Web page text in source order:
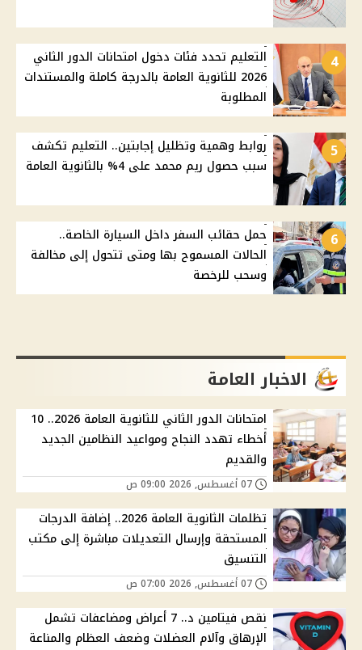
4
التعليم تحدد فئات دخول امتحانات الدور الثاني
2026 للثانوية العامة بالدرجة كاملة والمستندات
المطلوبة
5
روابط وهمية وتظليل إجابتين.. التعليم تكشف
سبب حصول ريم محمد على 4% بالثانوية العامة
6
حمل حقائب السفر داخل السيارة الخاصة..
الحالات المسموح بها ومتى تتحول إلى مخالفة
وسحب للرخصة
الاخبار العامة
امتحانات الدور الثاني للثانوية العامة 2026.. 10
أخطاء تهدد النجاح ومواعيد النظامين الجديد
والقديم
تظلمات الثانوية العامة 2026.. إضافة الدرجات
المستحقة وإرسال التعديلات مباشرة إلى مكتب
التنسيق
نقص فيتامين د.. 7 أعراض ومضاعفات تشمل
الإرهاق وآلام العضلات وضعف العظام والمناعة